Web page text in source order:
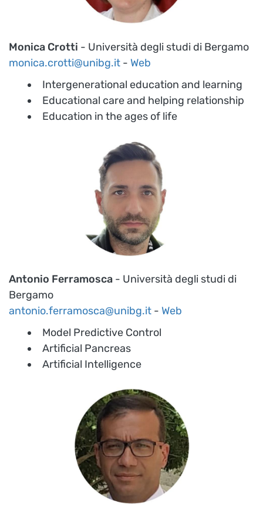
Monica Crotti - Università degli studi di Bergamo
monica.crotti@unibg.it - Web
Intergenerational education and learning
Educational care and helping relationship
Education in the ages of life
Antonio Ferramosca - Università degli studi di
Bergamo
antonio.ferramosca@unibg.it - Web
Model Predictive Control
Artificial Pancreas
Artificial Intelligence